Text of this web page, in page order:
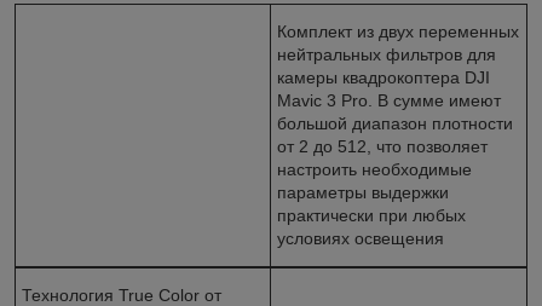
Комплект из двух переменных
нейтральных фильтров для
камеры квадрокоптера DJI
Mavic 3 Pro. В сумме имеют
большой диапазон плотности
от 2 до 512, что позволяет
настроить необходимые
параметры выдержки
практически при любых
условиях освещения
Технология True Color от